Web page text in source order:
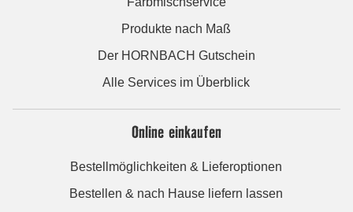
Produkte nach Maß
Der HORNBACH Gutschein
Alle Services im Überblick
Online einkaufen
Bestellmöglichkeiten & Lieferoptionen
Bestellen & nach Hause liefern lassen